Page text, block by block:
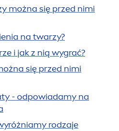
można się przed nimi
na twarzy?
i jak z nią wygrać?
się przed nimi
- odpowiadamy na
rodzaje